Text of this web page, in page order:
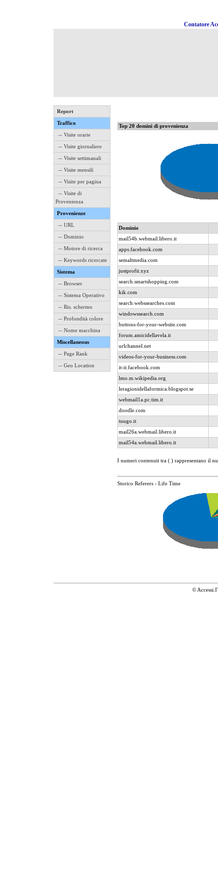
Contatore
Report
Traffico
-- Visite orarie
-- Visite giornaliere
-- Visite settimanali
-- Visite mensili
-- Visite per pagina
-- Visite di
Provenienza
Provenienze
-- URL
-- Dominio
-- Motore di ricerca
-- Keywords ricercate
Sistema
-- Browser
-- Sistema Operativo
-- Ris. schermo
-- Profondità colore
-- Nome macchina
Miscellaneous
-- Page Rank
-- Geo Location
Top 20 domini di provenienza
Dominio
mail54b.webmail.libero.it
apps.facebook.com
semaltmedia.com
justprofit.xyz
search.smartshopping.com
kik.com
search.webssearches.com
windowssearch.com
buttons-for-your-website.com
forum.amicidellavela.it
urlchannel.net
videos-for-your-business.com
it-it.facebook.com
lmo.m.wikipedia.org
leragionidellaformica.blogspot.se
webmail1a.pc.tim.it
doodle.com
tuugo.it
mail26a.webmail.libero.it
mail54a.webmail.libero.it
I numeri contenuti tra ( ) rappresentano il
Storico Referers - Life Time
©